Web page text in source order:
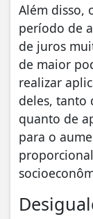
Além disso,
período de
de juros
de maior
realizar
deles, tanto
quanto de
para o